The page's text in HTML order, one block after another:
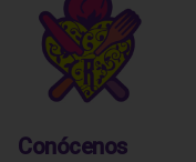
Conócenos